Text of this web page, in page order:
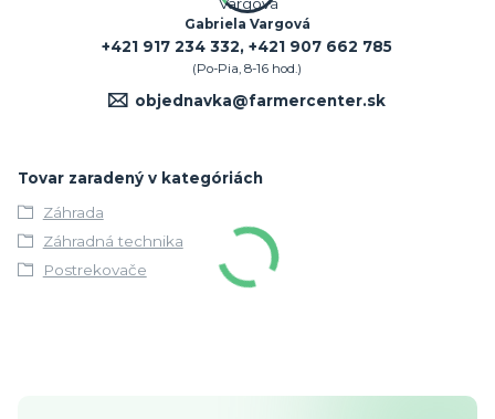
Gabriela Vargová
+421 917 234 332, +421 907 662 785
(Po-Pia, 8-16 hod.)
objednavka@farmercenter.sk
Tovar zaradený v kategóriách
Záhrada
Záhradná technika
Postrekovače